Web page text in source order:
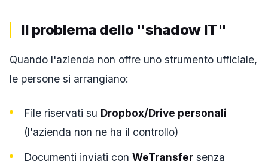
Il problema dello "shadow IT"
Quando l'azienda non offre uno strumento ufficiale,
le persone si arrangiano:
File riservati su Dropbox/Drive personali
(l'azienda non ne ha il controllo)
Documenti inviati con WeTransfer senza